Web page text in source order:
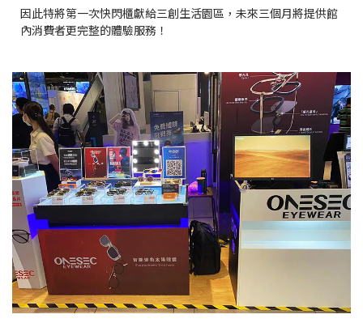
因此特將第一次快閃櫃獻給三創生活園區，未來三個月將提供館
內消費者更完整的體驗服務！